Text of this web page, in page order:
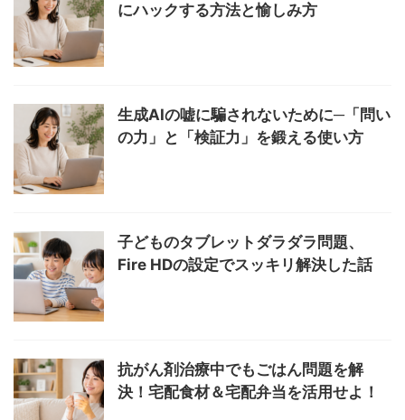
にハックする方法と愉しみ方
生成AIの嘘に騙されないために─「問い
の力」と「検証力」を鍛える使い方
子どものタブレットダラダラ問題、
Fire HDの設定でスッキリ解決した話
抗がん剤治療中でもごはん問題を解
決！宅配食材＆宅配弁当を活用せよ！